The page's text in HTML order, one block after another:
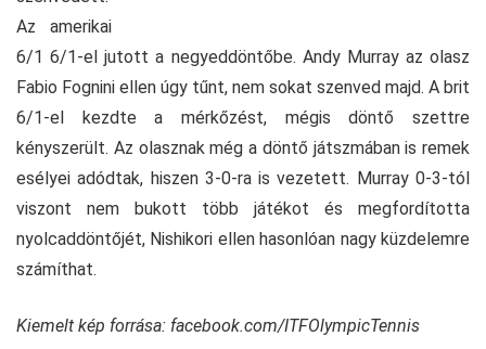
Az amerikai
6/1 6/1-el jutott a negyeddöntőbe. Andy Murray az olasz
Fabio Fognini ellen úgy tűnt, nem sokat szenved majd. A brit
6/1-el kezdte a mérkőzést, mégis döntő szettre
kényszerült. Az olasznak még a döntő játszmában is remek
esélyei adódtak, hiszen 3-0-ra is vezetett. Murray 0-3-tól
viszont nem bukott több játékot és megfordította
nyolcaddöntőjét, Nishikori ellen hasonlóan nagy küzdelemre
számíthat.
Kiemelt kép forrása: facebook.com/ITFOlympicTennis